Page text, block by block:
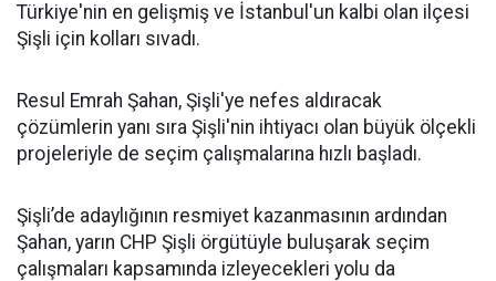
Türkiye'nin en gelişmiş ve İstanbul'un kalbi olan ilçesi
Şişli için kolları sıvadı.
Resul Emrah Şahan, Şişli'ye nefes aldıracak
çözümlerin yanı sıra Şişli'nin ihtiyacı olan büyük ölçekli
projeleriyle de seçim çalışmalarına hızlı başladı.
Şişli’de adaylığının resmiyet kazanmasının ardından
Şahan, yarın CHP Şişli örgütüyle buluşarak seçim
çalışmaları kapsamında izleyecekleri yolu da